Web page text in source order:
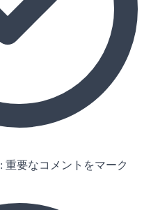
: 重要なコメントをマーク